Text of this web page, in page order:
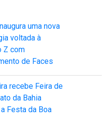
uma nova
voltada à
Z com
de Faces
recebe Feira de
da Bahia
Festa da Boa